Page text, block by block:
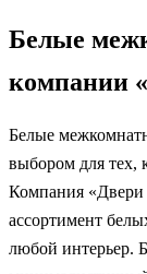
Белые
компании
Белые
выбором для тех,
Компания «Двери
ассортимент
любой интерьер.